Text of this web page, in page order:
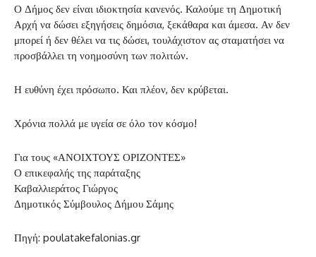
Ο Δήμος δεν είναι ιδιοκτησία κανενός. Καλούμε τη Δημοτική
Αρχή να δώσει εξηγήσεις δημόσια, ξεκάθαρα και άμεσα. Αν δεν
μπορεί ή δεν θέλει να τις δώσει, τουλάχιστον ας σταματήσει να
προσβάλλει τη νοημοσύνη των πολιτών.
Η ευθύνη έχει πρόσωπο. Και πλέον, δεν κρύβεται.
Χρόνια πολλά με υγεία σε όλο τον κόσμο!
Για τους «ΑΝΟΙΧΤΟΥΣ ΟΡΙΖΟΝΤΕΣ»
Ο επικεφαλής της παράταξης
Καβαλλιεράτος Γιώργος
Δημοτικός Σύμβουλος Δήμου Σάμης
Πηγή: poulatakefalonias.gr